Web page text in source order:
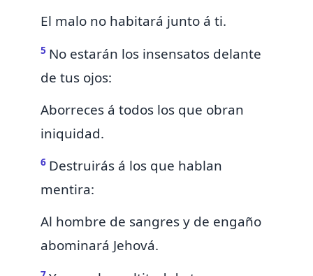
El malo no habitará junto á ti.
5 No estarán los insensatos delante
de tus ojos:
Aborreces á todos los que obran
iniquidad.
6 Destruirás á los que hablan
mentira:
Al hombre de sangres y de engaño
abominará Jehová.